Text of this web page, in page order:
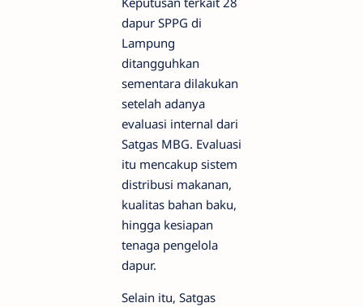
dapur SPPG di
Lampung
ditangguhkan
sementara dilakukan
setelah adanya
evaluasi internal dari
Satgas MBG. Evaluasi
itu mencakup sistem
distribusi makanan,
kualitas bahan baku,
hingga kesiapan
tenaga pengelola
dapur.
Selain itu, Satgas